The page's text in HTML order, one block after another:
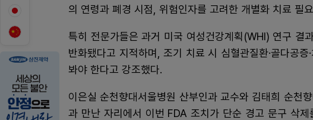
의 연령과 폐경 시점, 위험인자를 고려한 개별화 치료 필
특히 전문가들은 과거 미국 여성건강계획(WHI) 연구 결
반화됐다고 지적하며, 조기 치료 시 심혈관질환·골다공
봐야 한다고 강조했다.
이은실 순천향대서울병원 산부인과 교수와 김태희 순천
과 만난 자리에서 이번 FDA 조치가 단순 경고 문구 삭